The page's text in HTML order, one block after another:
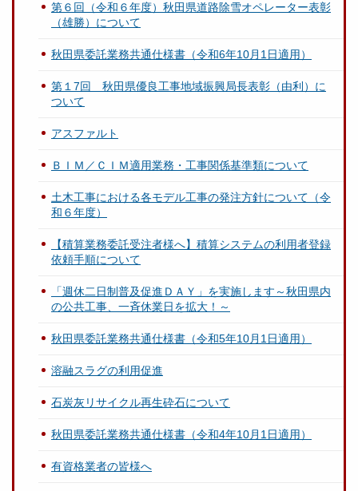
第６回（令和６年度）秋田県道路除雪オペレーター表彰
（雄勝）について
秋田県委託業務共通仕様書（令和6年10月1日適用）
第１7回 秋田県優良工事地域振興局長表彰（由利）に
ついて
アスファルト
ＢＩＭ／ＣＩＭ適用業務・工事関係基準類について
土木工事における各モデル工事の発注方針について（令
和６年度）
【積算業務委託受注者様へ】積算システムの利用者登録
依頼手順について
「週休二日制普及促進ＤＡＹ」を実施します～秋田県内
の公共工事、一斉休業日を拡大！～
秋田県委託業務共通仕様書（令和5年10月1日適用）
溶融スラグの利用促進
石炭灰リサイクル再生砕石について
秋田県委託業務共通仕様書（令和4年10月1日適用）
有資格業者の皆様へ